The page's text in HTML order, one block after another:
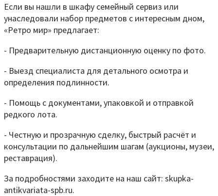
Если вы нашли в шкафу семейный сервиз или
унаследовали набор предметов с интересным дном,
«Ретро мир» предлагает:
- Предварительную дистанционную оценку по фото.
- Выезд специалиста для детального осмотра и
определения подлинности.
- Помощь с документами, упаковкой и отправкой
редкого лота.
- Честную и прозрачную сделку, быстрый расчёт и
консультации по дальнейшим шагам (аукционы, музеи,
реставрация).
За подробностями заходите на наш сайт: skupka-
antikvariata-spb.ru.